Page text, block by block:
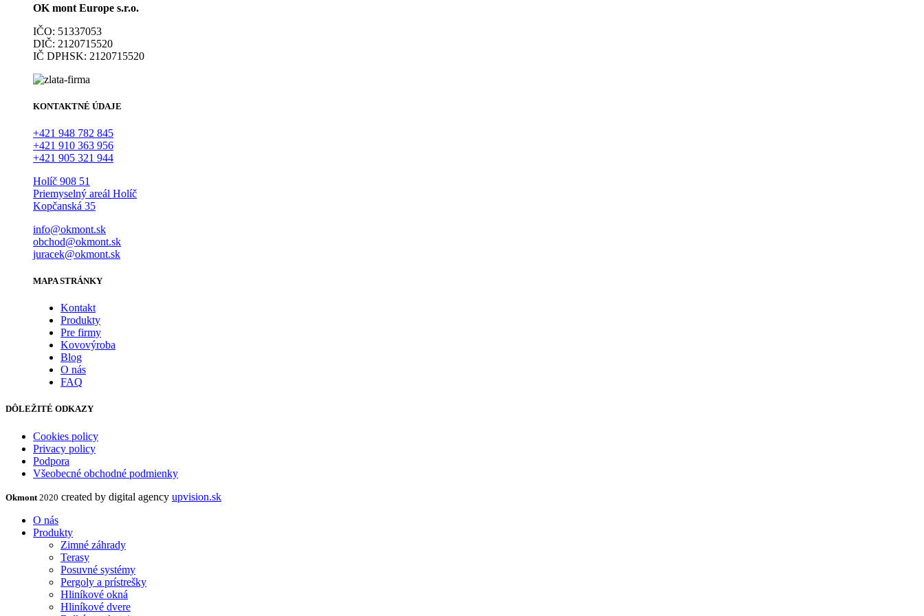
OK mont Europe s.r.o.
IČO: 51337053
DIČ: 2120715520
IČ DPHSK: 2120715520
KONTAKTNÉ ÚDAJE
+421 948 782 845
+421 910 363 956
+421 905 321 944
Holíč 908 51
Priemyselný areál Holíč
Kopčanská 35
info@okmont.sk
obchod@okmont.sk
juracek@okmont.sk
MAPA STRÁNKY
Kontakt
Produkty
Pre firmy
Kovovýroba
Blog
O nás
FAQ
DÔLEŽITÉ ODKAZY
Cookies policy
Privacy policy
Podpora
Všeobecné obchodné podmienky
Okmont 2020 created by digital agency upvision.sk
O nás
Produkty
Zimné záhrady
Terasy
Posuvné systémy
Pergoly a prístrešky
Hliníkové okná
Hliníkové dvere